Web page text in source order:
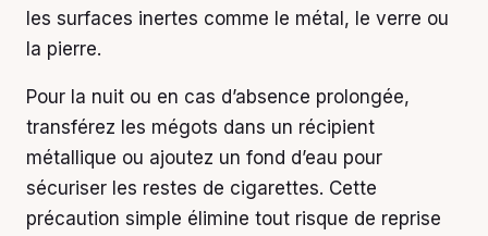
les surfaces inertes comme le métal, le verre ou
la pierre.
Pour la nuit ou en cas d’absence prolongée,
transférez les mégots dans un récipient
métallique ou ajoutez un fond d’eau pour
sécuriser les restes de cigarettes. Cette
précaution simple élimine tout risque de reprise